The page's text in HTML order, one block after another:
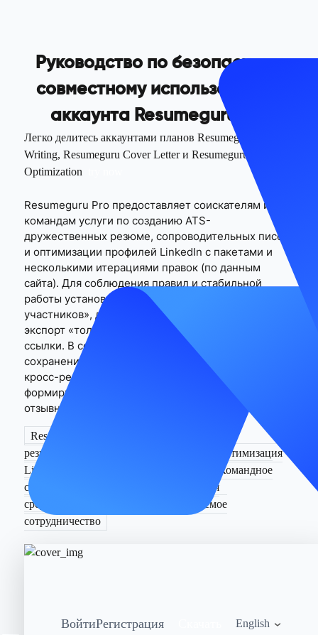
ВойтиРегистрация English
Руководство по безопасному
совместному использованию
аккаунта Resumeguru Pro
Легко делитесь аккаунтами планов Resumeguru Resume
Writing, Resumeguru Cover Letter и Resumeguru LinkedIn
Optimization
Resumeguru Pro предоставляет соискателям и
командам услуги по созданию ATS-
дружественных резюме, сопроводительных писем
и оптимизации профилей LinkedIn с пакетами и
несколькими итерациями правок (по данным
сайта). Для соблюдения правил и стабильной
работы установите границы «аккаунт/пакет + роли
участников», для внешних поставок используйте
экспорт «только для чтения» или контролируемые
ссылки. В сочетании с MasLogin (изоляция среды,
сохранение сеансов, следы доступа) снижаются
кросс-региональные проверки и обрывы,
формируется управляемый, отслеживаемый и
отзывный цикл сотрудничества.
Resumeguru
резюме
Оптимизация
LinkedIn
Командное
сотрудничество
Изоляция
среды
Аудируемое
сотрудничество